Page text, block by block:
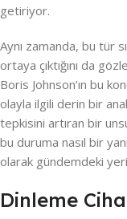
getiriyor.
Aynı zamanda, bu tür
ortaya çıktığını da
Boris Johnson’ın bu
olayla ilgili derin bir
tepkisini artıran bir
bu duruma nasıl bir
olarak gündemdeki
Dinleme